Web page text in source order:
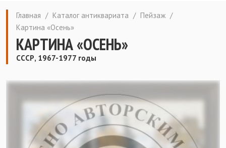
Главная / Каталог антиквариата / Пейзаж /
Картина «Осень»
КАРТИНА «ОСЕНЬ»
СССР, 1967-1977 годы